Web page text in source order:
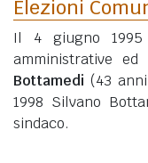
Elezioni
Il 4 giugno
amministrative
Bottamedi (43
1998 Silvano
sindaco.